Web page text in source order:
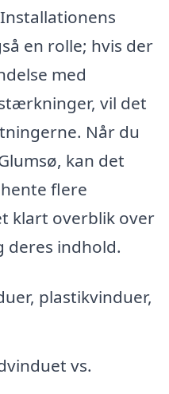
en rolle; hvis der
med
vil det
Når du
kan det
flere
klart overblik over
deres indhold.
plastikvinduer,
vs.